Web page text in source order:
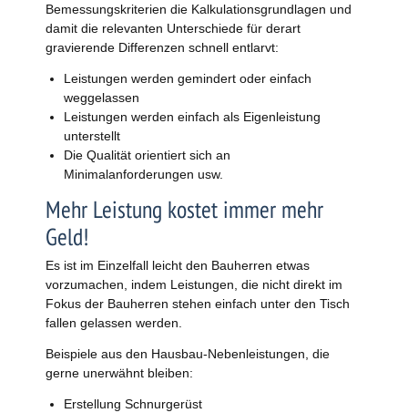
Bemessungskriterien die Kalkulationsgrundlagen und
damit die relevanten Unterschiede für derart
gravierende Differenzen schnell entlarvt:
Leistungen werden gemindert oder einfach
weggelassen
Leistungen werden einfach als Eigenleistung
unterstellt
Die Qualität orientiert sich an
Minimalanforderungen usw.
Mehr Leistung kostet immer mehr
Geld!
Es ist im Einzelfall leicht den Bauherren etwas
vorzumachen, indem Leistungen, die nicht direkt im
Fokus der Bauherren stehen einfach unter den Tisch
fallen gelassen werden.
Beispiele aus den Hausbau-Nebenleistungen, die
gerne unerwähnt bleiben:
Erstellung Schnurgerüst